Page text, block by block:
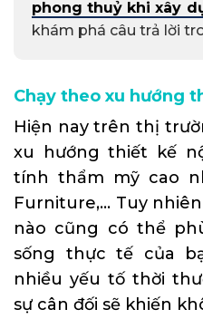
phong thuỷ khi xây
khám phá câu trả lời
Chạy theo xu hướng
Hiện nay trên thị
xu hướng thiết kế
tính thẩm mỹ cao
Furniture,… Tuy
nào cũng có thể
sống thực tế của
nhiều yếu tố thời
sự cân đối sẽ khiến